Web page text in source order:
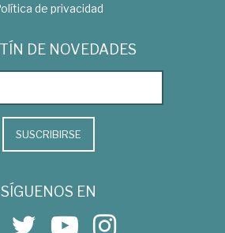
de privacidad
DE NOVEDADES
SUSCRIBIRSE
SÍGUENOS EN